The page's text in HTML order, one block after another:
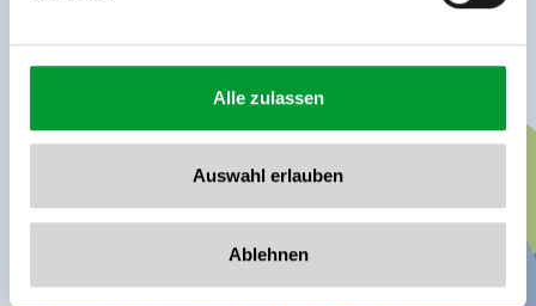
Alle zulassen
Auswahl erlauben
Ablehnen